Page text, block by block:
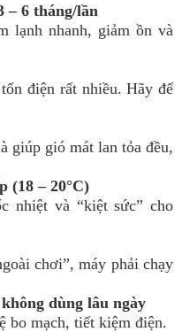
– 6 tháng/lần
lạnh nhanh, giảm ồn và
điện rất nhiều. Hãy để
giúp gió mát lan tỏa đều,
(18 – 20°C)
nhiệt và “kiệt sức” cho
chơi”, máy phải chạy
dùng lâu ngày
bo mạch, tiết kiệm điện.